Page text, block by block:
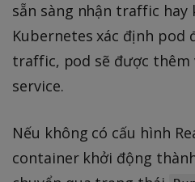
sẵn sàng nhận traffic hay
Kubernetes xác định pod
traffic, pod sẽ được thêm
service.
Nếu không có cấu hình
container khởi động